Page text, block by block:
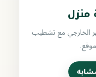
منزل
الخارجي مع تشطيب